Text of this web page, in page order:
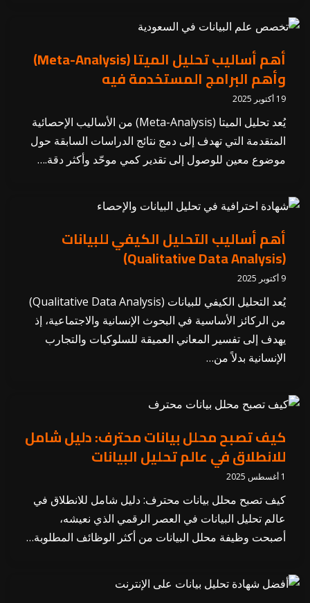
أهم أساليب تحليل الميتا (Meta-Analysis)
وأهم البرامج المستخدمة فيه
19 أكتوبر 2025
يُعد تحليل الميتا (Meta-Analysis) من الأساليب الإحصائية
المتقدمة التي تهدف إلى دمج نتائج الدراسات السابقة حول
موضوع معين للوصول إلى تقدير كمي موحّد وأكثر دقة.…
أهم أساليب التحليل الكيفي للبيانات
(Qualitative Data Analysis)
9 أكتوبر 2025
يُعد التحليل الكيفي للبيانات (Qualitative Data Analysis)
من الركائز الأساسية في البحوث الإنسانية والاجتماعية، إذ
يهدف إلى تفسير المعاني العميقة للسلوكيات والتجارب
الإنسانية بدلاً من…
كيف تصبح محلل بيانات محترف: دليل شامل
للانطلاق في عالم تحليل البيانات
1 أغسطس 2025
كيف تصبح محلل بيانات محترف: دليل شامل للانطلاق في
عالم تحليل البيانات في العصر الرقمي الذي نعيشه،
أصبحت وظيفة محلل البيانات من أكثر الوظائف المطلوبة…